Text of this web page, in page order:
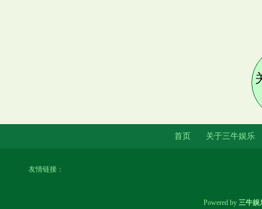
首页 关于三牛娱乐
友情链接：
Powered by 三牛娱